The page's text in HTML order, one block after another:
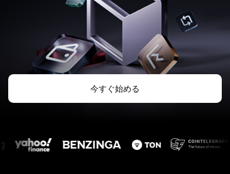
今すぐ始める